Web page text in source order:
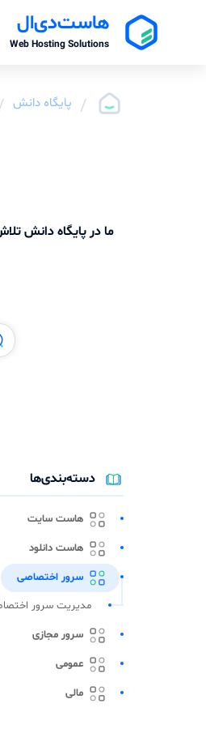
هاست‌دی‌ال
Web Hosting Solutions
/ پایگاه دانش
ما در پایگاه دانش
دسته‌بندی‌ها
هاست سایت
هاست دانلود
سرور اختصاصی
مدیریت سرور
سرور مجازی
عمومی
مالی